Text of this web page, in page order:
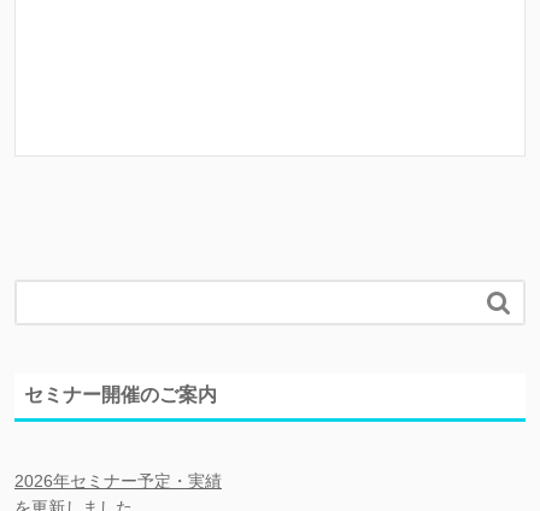

セミナー開催のご案内
2026年セミナー予定・実績